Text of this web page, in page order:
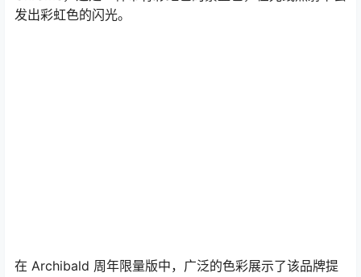
活力，底座和细长的金属支腿涂有Multicolor Natural